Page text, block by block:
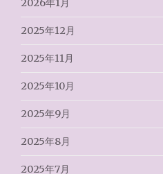
2026年1月
2025年12月
2025年11月
2025年10月
2025年9月
2025年8月
2025年7月